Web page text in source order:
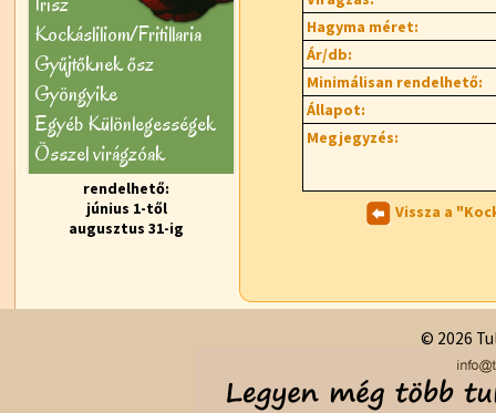
Kockásliliom/Fritillaria
Gyűjtőknek ősz
Gyöngyike
Egyéb Különlegességek
Õsszel virágzóak
rendelhető:
június 1-től
augusztus 31-ig
Hagyma méret:
Ár/db:
Minimálisan rendelhető:
Állapot:
Megjegyzés:
Vissza a
© 2026